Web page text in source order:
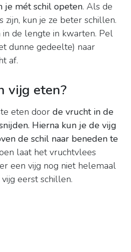
je mét schil opeten. Als de
zijn, kun je ze beter schillen.
in de lengte in kwarten. Pel
dunne gedeelte) naar
af.
vijg eten?
eten door de vrucht in de
Hierna kun je de vijg
de schil naar beneden te
laat het vruchtvlees
een vijg nog niet helemaal
eerst schillen.